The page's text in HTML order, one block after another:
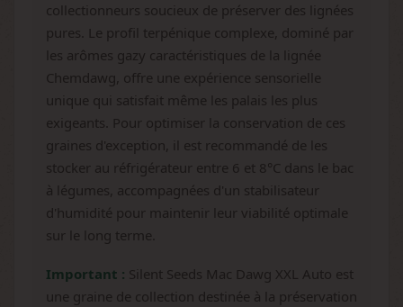
collectionneurs soucieux de préserver des lignées
pures. Le profil terpénique complexe, dominé par
les arômes gazy caractéristiques de la lignée
Chemdawg, offre une expérience sensorielle
unique qui satisfait même les palais les plus
exigeants. Pour optimiser la conservation de ces
graines d'exception, il est recommandé de les
stocker au réfrigérateur entre 6 et 8°C dans le bac
à légumes, accompagnées d'un stabilisateur
d'humidité pour maintenir leur viabilité optimale
sur le long terme.
Important : Silent Seeds Mac Dawg XXL Auto est
une graine de collection destinée à la préservation